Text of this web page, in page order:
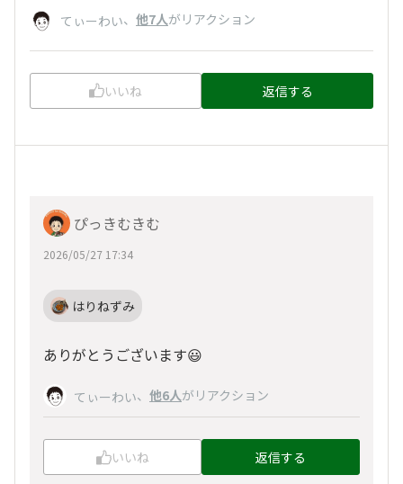
てぃーわい、 他7人がリアクション
いいね 返信する
ぴっきむきむ
2026/05/27 17:34
はりねずみ
ありがとうございます😃
てぃーわい、 他6人がリアクション
いいね 返信する